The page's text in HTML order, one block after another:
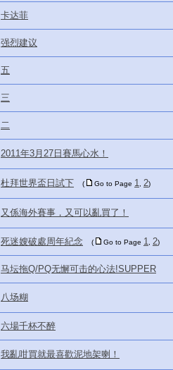
卡达菲
强烈建议
五
三
二
2011年3月27日賽馬心水！
杜拜世界盃日試下 ( Go to Page 1 2)
又係海外賽事，又可以亂買了！
死迷嫂破處周年紀念 ( Go to Page 1 2)
马坛拖Q/PQ无懈可击的心法!SUPPER
八场糊
六場千杯不醉
我亂咁買就最喜歡泥地架喇！